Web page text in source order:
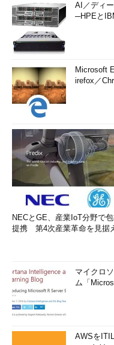
AI／ディ
─HPEと
Microsoft
irefox／
NECとGE、産業IoT分野で
提携 第4次産業革命を見据
マイクロ
ム「
AWSを